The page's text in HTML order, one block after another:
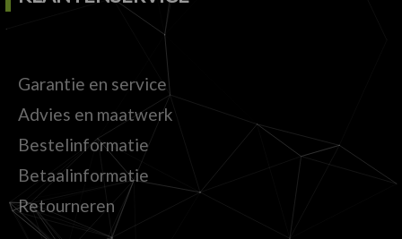
Garantie en service
Advies en maatwerk
Bestelinformatie
Betaalinformatie
Retourneren